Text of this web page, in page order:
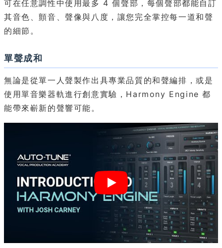
可在任意調性中使用最多 4 個聲部，每個聲部都能自訂
其音色、顫音、聲像與八度，讓您完全掌控每一道和聲
的細節。
單聲成和
無論是從單一人聲製作出具專業品質的和聲編排，或是
使用單音樂器軌進行創意實驗，Harmony Engine 都
能帶來嶄新的聲響可能。